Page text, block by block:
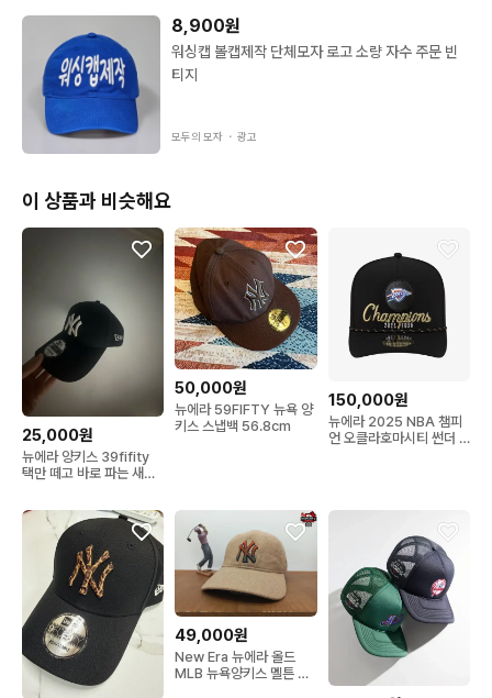
8,900원
워싱캡 볼캡제작 단체모자 로고 소량 자수 주문 빈
티지
모두의 모자 ・ 광고
이 상품과 비슷해요
25,000원
뉴에라 양키스 39fifity
택만 떼고 바로 파는 새상
50,000원
뉴에라 59FIFTY 뉴욕 양
키스 스냅백 56.8cm
150,000원
뉴에라 2025 NBA 챔피
언 오클라호마시티 썬더 A
49,000원
New Era 뉴에라 올드
MLB 뉴욕양키스 멜튼 울